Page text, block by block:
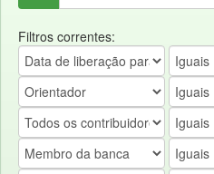
Filtros correntes: